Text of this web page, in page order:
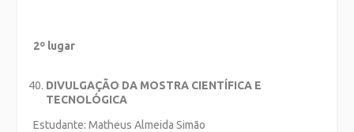
2º lugar
DIVULGAÇÃO DA MOSTRA CIENTÍFICA E
TECNOLÓGICA
Estudante: Matheus Almeida Simão